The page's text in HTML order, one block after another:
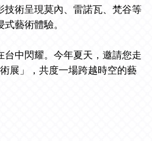
技術呈現莫內、雷諾瓦、梵谷等
藝術體驗。
台中閃耀。今年夏天，邀請您走
展」，共度一場跨越時空的藝